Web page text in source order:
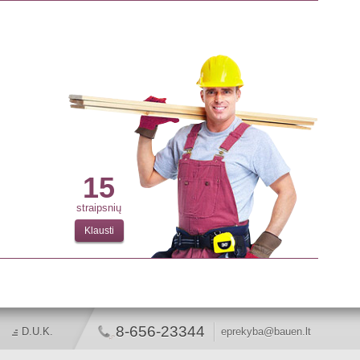
15
straipsnių
Klausti
D.U.K. 8-656-23344 eprekyba@bauen.lt